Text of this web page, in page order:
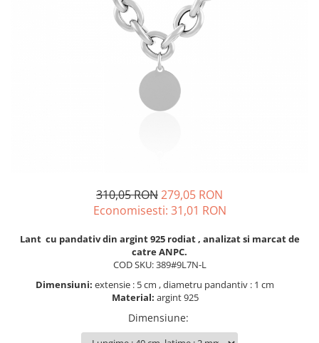
310,05 RON279,05 RON
Economisesti: 31,01 RON
Lant cu pandativ din argint 925 rodiat , analizat si marcat de
catre ANPC.
COD SKU: 389#9L7N-L
Dimensiuni: extensie : 5 cm , diametru pandantiv : 1 cm
Material: argint 925
Dimensiune: